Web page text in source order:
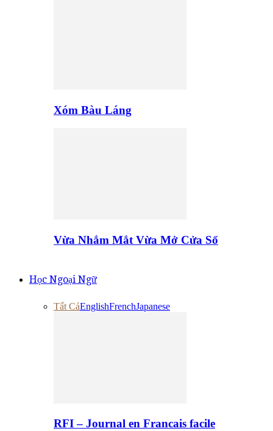
Xóm Bàu Láng
Vừa Nhắm Mắt Vừa Mở Cửa Sổ
Học Ngoại Ngữ
Tất CảEnglishFrenchJapanese
RFI – Journal en Francais facile